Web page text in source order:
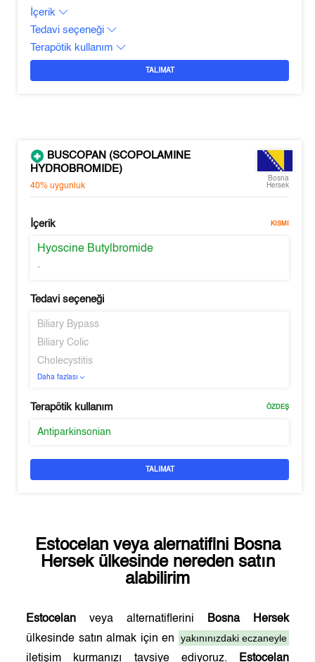
İçerik
Tedavi seçeneği
Terapötik kullanım
TALIMAT
BUSCOPAN (SCOPOLAMINE
HYDROBROMIDE)
40%uygunluk
Bosna
Hersek
İçerik KISMI
Hyoscine Butylbromide
-
Tedavi seçeneği
Biliary Bypass
Biliary Colic
Cholecystitis
Daha fazlası
Terapötik kullanım ÖZDEŞ
Antiparkinsonian
TALIMAT
Estocelanveya alernatifini Bosna
Hersekülkesinde nereden satın
alabilirim
Estocelan veya alternatiflerini
Bosna Hersek
ülkesinde satın almak için en
yakınınızdaki eczaneyle
iletişim kurmanızı tavsiye ediyoruz.
Estocelan